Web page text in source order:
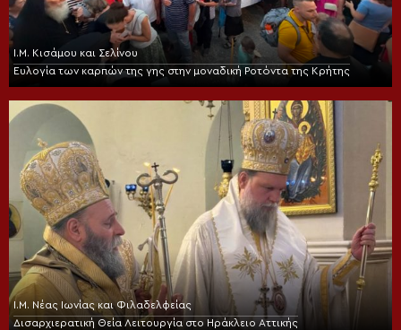
Ι.Μ. Κισάμου και Σελίνου
Ευλογία των καρπών της γης στην μοναδική Ροτόντα της Κρήτης
Ι.Μ. Νέας Ιωνίας και Φιλαδελφείας
Δισαρχιερατική Θεία Λειτουργία στο Ηράκλειο Αττικής